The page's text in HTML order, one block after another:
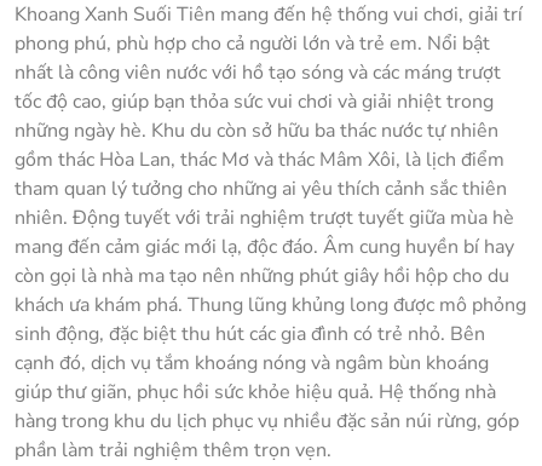
Khoang Xanh Suối Tiên mang đến hệ thống vui chơi, giải trí
phong phú, phù hợp cho cả người lớn và trẻ em. Nổi bật
nhất là công viên nước với hồ tạo sóng và các máng trượt
tốc độ cao, giúp bạn thỏa sức vui chơi và giải nhiệt trong
những ngày hè. Khu du còn sở hữu ba thác nước tự nhiên
gồm thác Hòa Lan, thác Mơ và thác Mâm Xôi, là lịch điểm
tham quan lý tưởng cho những ai yêu thích cảnh sắc thiên
nhiên. Động tuyết với trải nghiệm trượt tuyết giữa mùa hè
mang đến cảm giác mới lạ, độc đáo. Âm cung huyền bí hay
còn gọi là nhà ma tạo nên những phút giây hồi hộp cho du
khách ưa khám phá. Thung lũng khủng long được mô phỏng
sinh động, đặc biệt thu hút các gia đình có trẻ nhỏ. Bên
cạnh đó, dịch vụ tắm khoáng nóng và ngâm bùn khoáng
giúp thư giãn, phục hồi sức khỏe hiệu quả. Hệ thống nhà
hàng trong khu du lịch phục vụ nhiều đặc sản núi rừng, góp
phần làm trải nghiệm thêm trọn vẹn.